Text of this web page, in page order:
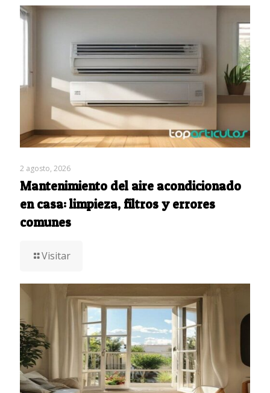
2 agosto, 2026
Mantenimiento del aire acondicionado
en casa: limpieza, filtros y errores
comunes
Visitar